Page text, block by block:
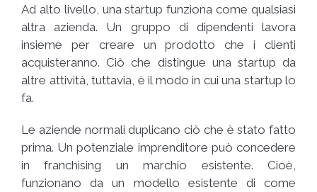
Ad alto livello, una startup funziona come qualsiasi
altra azienda. Un gruppo di dipendenti lavora
insieme per creare un prodotto che i clienti
acquisteranno. Ciò che distingue una startup da
altre attività, tuttavia, è il modo in cui una startup lo
fa.
Le aziende normali duplicano ciò che è stato fatto
prima. Un potenziale imprenditore può concedere
in franchising un marchio esistente. Cioè,
funzionano da un modello esistente di come